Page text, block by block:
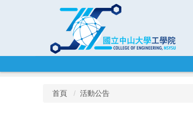
區
首頁 活動公告